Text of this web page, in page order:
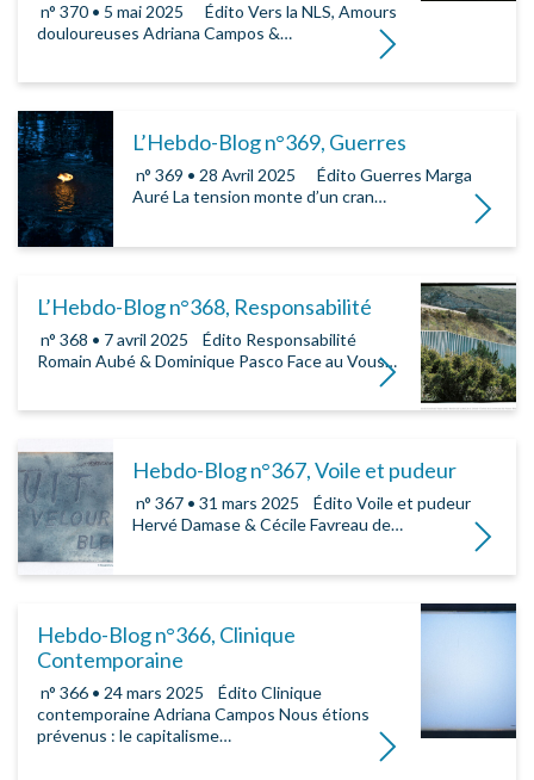
­ n° 370 • 5 mai 2025 ­ ­ ­ Édito Vers la NLS, Amours
douloureuses Adriana Campos &…
Lire la suite
L’Hebdo-Blog n°369, Guerres
­ n° 369 • 28 Avril 2025 ­ ­ ­ Édito Guerres Marga
Auré La tension monte d’un cran…
Lire la
L’Hebdo-Blog n°368, Responsabilité
­ n° 368 • 7 avril 2025 ­ ­ ­ Édito Responsabilité
Romain Aubé & Dominique Pasco Face au Vous…Lire la suite
Hebdo-Blog n°367, Voile et pudeur
­ n° 367 • 31 mars 2025 ­ ­ ­ Édito Voile et pudeur
Hervé Damase & Cécile Favreau de…
Lire la
Hebdo-Blog n°366, Clinique
Contemporaine
­ n° 366 • 24 mars 2025 ­ ­ ­ Édito Clinique
contemporaine Adriana Campos Nous étions
prévenus : le capitalisme…
Lire la suite